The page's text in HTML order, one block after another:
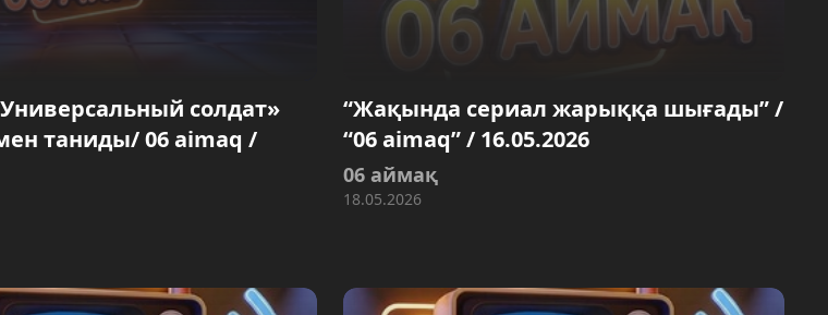
солдат»
таниды/ 06 aimaq /
“Жақында сериал жарыққа шығады” /
“06 aimaq” / 16.05.2026
06 аймақ
18.05.2026